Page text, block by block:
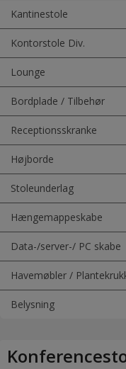
Kantinestole
Kontorstole Div.
Lounge
Bordplade / Tilbehør
Receptionsskranke
Højborde
Stoleunderlag
Hængemappeskabe
Data-/server-/ PC skabe
Havemøbler /
Belysning